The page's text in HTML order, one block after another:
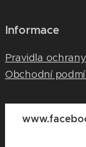
Informace
Pravidla
Obchodní